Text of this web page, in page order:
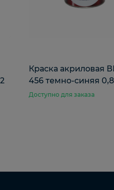
Краска акриловая
456 темно-синяя
Доступно для заказа